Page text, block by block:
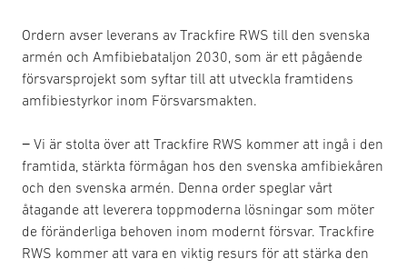
Ordern avser leverans av Trackfire RWS till den svenska
armén och Amfibiebataljon 2030, som är ett pågående
försvarsprojekt som syftar till att utveckla framtidens
amfibiestyrkor inom Försvarsmakten.
− Vi är stolta över att Trackfire RWS kommer att ingå i den
framtida, stärkta förmågan hos den svenska amfibiekåren
och den svenska armén. Denna order speglar vårt
åtagande att leverera toppmoderna lösningar som möter
de föränderliga behoven inom modernt försvar. Trackfire
RWS kommer att vara en viktig resurs för att stärka den